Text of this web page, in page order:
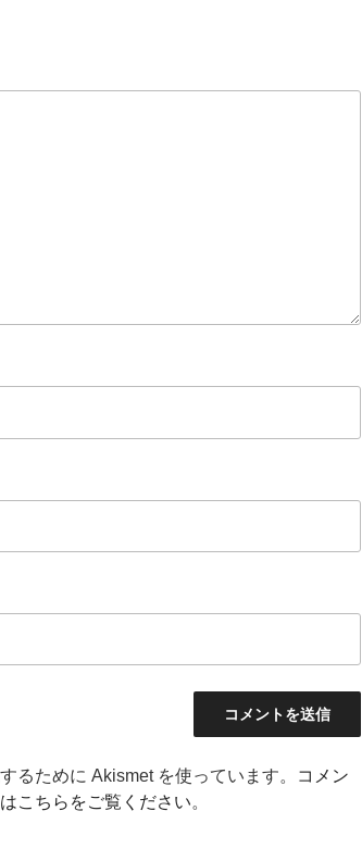
るために Akismet を使っています。
コメン
こちらをご覧ください。